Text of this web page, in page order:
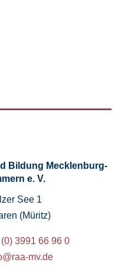
Bildung Mecklenburg-
e. V.
See 1
(Müritz)
3991 66 96 0
mv.de